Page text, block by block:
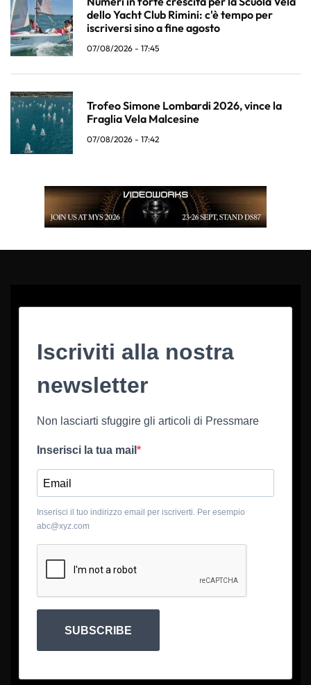
dello Yacht Club Rimini: c'è tempo per
iscriversi sino a fine agosto
07/08/2026 - 17:45
Trofeo Simone Lombardi 2026, vince la
Fraglia Vela Malcesine
07/08/2026 - 17:42
Iscriviti alla nostra
newsletter
Non lasciarti sfuggire gli articoli di Pressmare
Inserisci la tua mail
Inserisci il tuo indirizzo email per iscriverti. Per esempio
abc@xyz.com
SUBSCRIBE